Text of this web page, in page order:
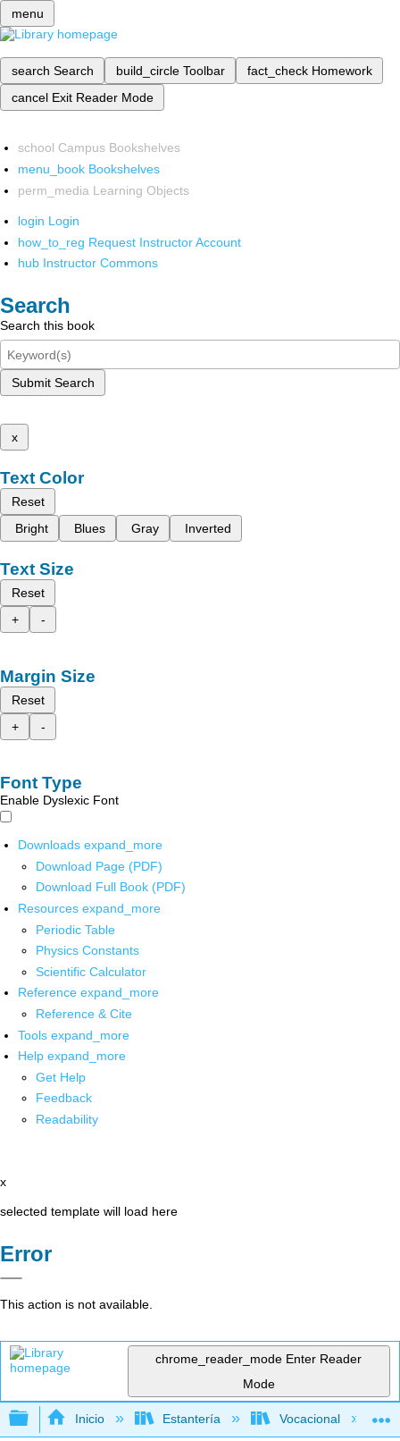
menu
search Search build_circle Toolbar fact_check Homework
cancel Exit Reader Mode
school Campus Bookshelves
menu_book Bookshelves
perm_media Learning Objects
login Login
how_to_reg Request Instructor Account
hub Instructor Commons
Search
Search this book
Submit Search
x
Text Color
Reset
Bright
Blues Gray Inverted
Text Size
Reset
+
-
Margin Size
Reset
+
-
Font Type
Enable Dyslexic Font
Downloads expand_more
Download Page (PDF)
Download Full Book (PDF)
Resources expand_more
Periodic Table
Physics Constants
Scientific Calculator
Reference expand_more
Reference & Cite
Tools expand_more
Help expand_more
Get Help
Feedback
Readability
x
selected template will load here
Error
This action is not available.
chrome_reader_mode Enter Reader
Mode
Expandir/contraer jerarquía global
Inicio Estantería Vocacional